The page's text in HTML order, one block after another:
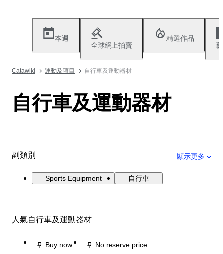
本週
全球網上拍賣
精選作品
Catawiki 運動及項目 自行車及運動器材
自行車及運動器材
副類別 顯示更多
Sports Equipment 自行車
人氣自行車及運動器材
Buy now
No reserve price